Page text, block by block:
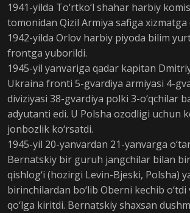
1941-yilda To‘rtko‘l shahar harbiy
tomonidan Qizil Armiya safiga xizmatga
1942-yilda Orlov harbiy piyoda bilim
frontga yuborildi.
1945-yil yanvariga qadar kapitan
Ukraina fronti 5-gvardiya armiyasi 4-
diviziyasi 38-gvardiya polki 3-o‘qchilar
adyutanti edi. U Polsha ozodligi uchun
jonbozlik ko‘rsatdi.
1945-yil 20-yanvardan 21-yanvarga
Bernatskiy bir guruh jangchilar bilan
qishlog‘i (hozirgi Levin-Bjeski, Polsha)
birinchilardan bo‘lib Oberni kechib
qo‘lga kiritdi. Bernatskiy shaxsan